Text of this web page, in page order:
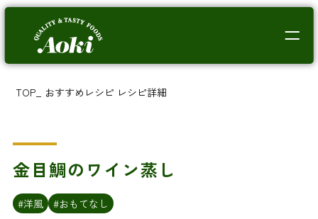
TOP おすすめレシピ レシピ詳細
金目鯛のワイン蒸し
#洋風 #おもてなし